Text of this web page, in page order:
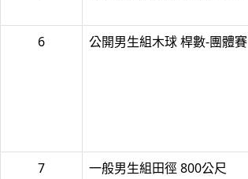
6 公開男生組木球 桿數-團體賽
7 一般男生組田徑 800公尺